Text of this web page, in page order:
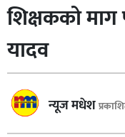
मधेश
प्रदेश
लुम्बिनी
गण्डकी
बागमती
शिक्षकको माग
यादव
न्यूज मधेश